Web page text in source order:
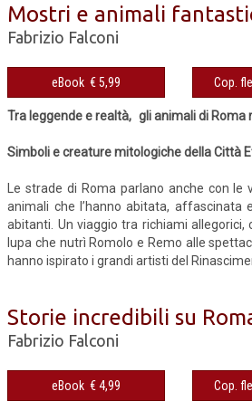
Mostri e animali
Fabrizio Falconi
eBook € 5,99
Tra leggende e realtà, gli animali di
Simboli e creature mitologiche della Città
Le strade di Roma parlano anche con le
animali che l’hanno abitata,
abitanti. Un viaggio tra richiami allegorici,
lupa che nutrì Romolo e Remo alle
hanno ispirato i grandi artisti del
Storie incredibili su
Fabrizio Falconi
eBook € 4,99